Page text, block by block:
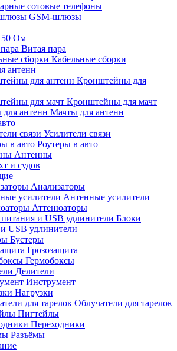
сотовые телефоны
GSM-шлюзы
50 Ом
Витая пара
Кабельные сборки
антенн
Кронштейны для
Кронштейны для мачт
Мачты для антенн
Усилители связи
Роутеры в авто
Антенны
и судов
Анализаторы
Антенные усилители
Аттенюаторы
Блоки
USB удлинители
Бустеры
Грозозащита
Гермобоксы
Делители
Инструмент
Нагрузки
Облучатели для тарелок
Пигтейлы
Переходники
Разъёмы